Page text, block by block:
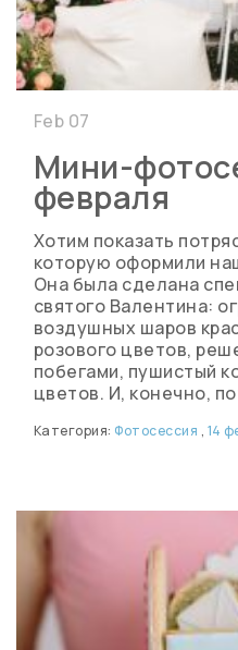
Мини-
февраля
Хотим показать
которую оформили
Она была сделана
святого Валентина:
воздушных шаров
розового цветов,
побегами, пушистый
цветов. И, конечно,
Feb 07
Категория: Фотосессия , 14